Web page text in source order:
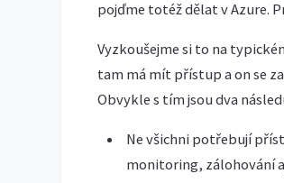
pojďme totéž dělat v Azure.
Vyzkoušejme si to na
tam má mít přístup a on se
Obvykle s tím jsou dva
Ne všichni potřebují
monitoring, zálohování